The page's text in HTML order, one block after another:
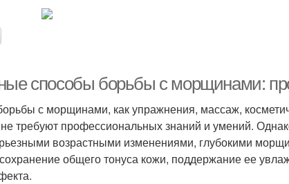
способы борьбы с морщинами:
с морщинами, как упражнения, массаж,
требуют профессиональных знаний и умений.
возрастными изменениями, глубокими
общего тонуса кожи, поддержание ее